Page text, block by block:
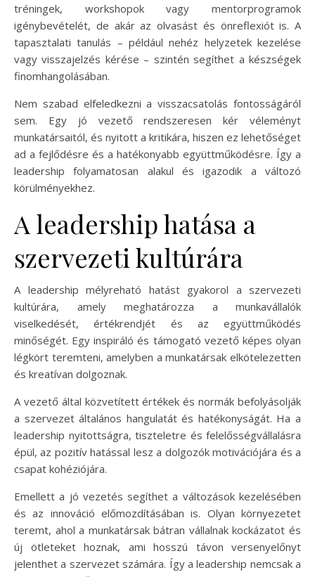
tréningek, workshopok vagy mentorprogramok
igénybevételét, de akár az olvasást és önreflexiót is. A
tapasztalati tanulás – például nehéz helyzetek kezelése
vagy visszajelzés kérése – szintén segíthet a készségek
finomhangolásában.
Nem szabad elfeledkezni a visszacsatolás fontosságáról
sem. Egy jó vezető rendszeresen kér véleményt
munkatársaitól, és nyitott a kritikára, hiszen ez lehetőséget
ad a fejlődésre és a hatékonyabb együttműködésre. Így a
leadership folyamatosan alakul és igazodik a változó
körülményekhez.
A leadership hatása a
szervezeti kultúrára
A leadership mélyreható hatást gyakorol a szervezeti
kultúrára, amely meghatározza a munkavállalók
viselkedését, értékrendjét és az együttműködés
minőségét. Egy inspiráló és támogató vezető képes olyan
légkört teremteni, amelyben a munkatársak elkötelezetten
és kreatívan dolgoznak.
A vezető által közvetített értékek és normák befolyásolják
a szervezet általános hangulatát és hatékonyságát. Ha a
leadership nyitottságra, tiszteletre és felelősségvállalásra
épül, az pozitív hatással lesz a dolgozók motivációjára és a
csapat kohéziójára.
Emellett a jó vezetés segíthet a változások kezelésében
és az innováció előmozdításában is. Olyan környezetet
teremt, ahol a munkatársak bátran vállalnak kockázatot és
új ötleteket hoznak, ami hosszú távon versenyelőnyt
jelenthet a szervezet számára. Így a leadership nemcsak a